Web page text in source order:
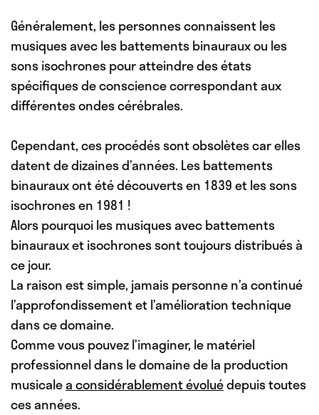
Généralement, les personnes connaissent les
musiques avecles battements binaurauxoules
sons isochronespour atteindre des états
spécifiques de conscience correspondant aux
différentes ondes cérébrales.
Cependant,ces procédés sont obsolètescar elles
datent de dizaines d’années. Les battements
binauraux ont été découverts en 1839 et les sons
isochrones en 1981 !
Alors pourquoi les musiques avec battements
binauraux et isochrones sont toujours distribués à
ce jour.
La raison est simple, jamais personne n’a continué
l’approfondissement et l’amélioration technique
dans ce domaine.
Comme vous pouvez l’imaginer, le matériel
professionnel dans le domaine de la production
musicalea considérablement évoluédepuis toutes
ces années.